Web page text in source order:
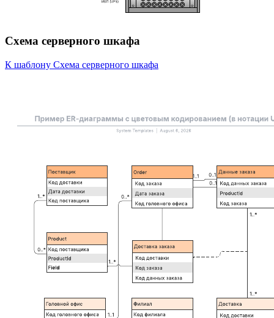
Схема серверного шкафа
К шаблону Схема серверного шкафа